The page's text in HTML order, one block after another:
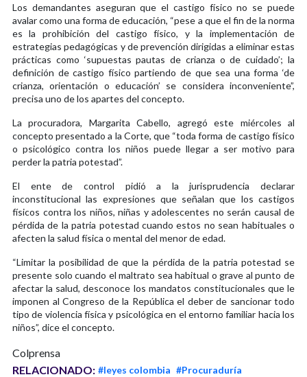
Los demandantes aseguran que el castigo físico no se puede
avalar como una forma de educación, “pese a que el fin de la norma
es la prohibición del castigo físico, y la implementación de
estrategias pedagógicas y de prevención dirigidas a eliminar estas
prácticas como ‘supuestas pautas de crianza o de cuidado’; la
definición de castigo físico partiendo de que sea una forma ‘de
crianza, orientación o educación’ se considera inconveniente”,
precisa uno de los apartes del concepto.
La procuradora, Margarita Cabello, agregó este miércoles al
concepto presentado a la Corte, que “toda forma de castigo físico
o psicológico contra los niños puede llegar a ser motivo para
perder la patria potestad”.
El ente de control pidió a la jurisprudencia declarar
inconstitucional las expresiones que señalan que los castigos
físicos contra los niños, niñas y adolescentes no serán causal de
pérdida de la patria potestad cuando estos no sean habituales o
afecten la salud física o mental del menor de edad.
“Limitar la posibilidad de que la pérdida de la patria potestad se
presente solo cuando el maltrato sea habitual o grave al punto de
afectar la salud, desconoce los mandatos constitucionales que le
imponen al Congreso de la República el deber de sancionar todo
tipo de violencia física y psicológica en el entorno familiar hacia los
niños”, dice el concepto.
Colprensa
RELACIONADO: #leyes colombia #Procuraduría